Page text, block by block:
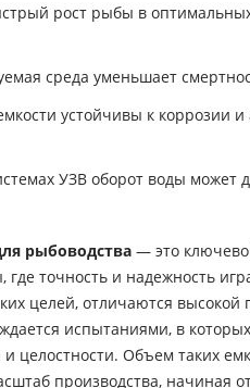
рост рыбы в
среда уменьшает
устойчивы к коррозии
УЗВ оборот воды может
рыбоводства — это
точность и надежность
целей, отличаются
испытаниями, в
целостности. Объем таких
производства, начиная